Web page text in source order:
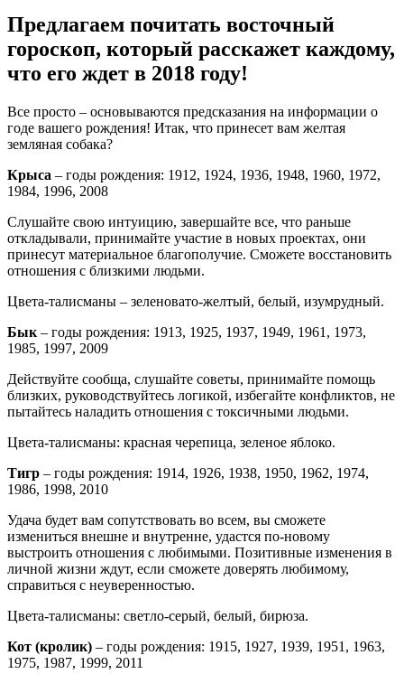
Предлагаем почитать восточный
гороскоп, который расскажет каждому,
что его ждет в 2018 году!
Все просто – основываются предсказания на информации о
годе вашего рождения! Итак, что принесет вам желтая
земляная собака?
Крыса – годы рождения: 1912, 1924, 1936, 1948, 1960, 1972,
1984, 1996, 2008
Слушайте свою интуицию, завершайте все, что раньше
откладывали, принимайте участие в новых проектах, они
принесут материальное благополучие. Сможете восстановить
отношения с близкими людьми.
Цвета-талисманы – зеленовато-желтый, белый, изумрудный.
Бык – годы рождения: 1913, 1925, 1937, 1949, 1961, 1973,
1985, 1997, 2009
Действуйте сообща, слушайте советы, принимайте помощь
близких, руководствуйтесь логикой, избегайте конфликтов, не
пытайтесь наладить отношения с токсичными людьми.
Цвета-талисманы: красная черепица, зеленое яблоко.
Тигр – годы рождения: 1914, 1926, 1938, 1950, 1962, 1974,
1986, 1998, 2010
Удача будет вам сопутствовать во всем, вы сможете
измениться внешне и внутренне, удастся по-новому
выстроить отношения с любимыми. Позитивные изменения в
личной жизни ждут, если сможете доверять любимому,
справиться с неуверенностью.
Цвета-талисманы: светло-серый, белый, бирюза.
Кот (кролик) – годы рождения: 1915, 1927, 1939, 1951, 1963,
1975, 1987, 1999, 2011